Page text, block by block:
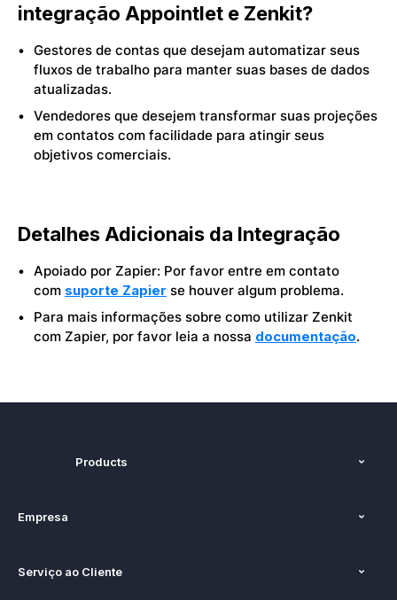
integração Appointlet e Zenkit?
Gestores de contas que desejam automatizar seus
fluxos de trabalho para manter suas bases de dados
atualizadas.
Vendedores que desejem transformar suas projeções
em contatos com facilidade para atingir seus
objetivos comerciais.
Detalhes Adicionais da Integração
Apoiado por Zapier: Por favor entre em contato
com suporte Zapier se houver algum problema.
Para mais informações sobre como utilizar Zenkit
com Zapier, por favor leia a nossa documentação.
Products
Alternativas
Empresa
Imprensa
Serviço ao Cliente